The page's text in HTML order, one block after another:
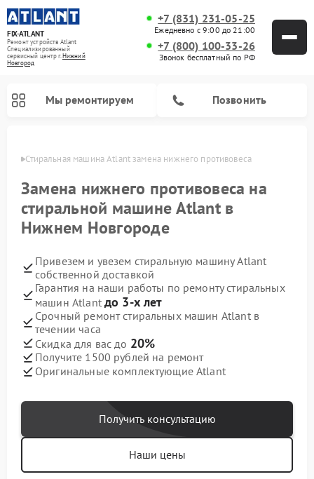
FIX-ATLANT
Ремонт устройств Atlant
Специализированный
cервисный центр г.Нижний
Новгород
+7 (831) 231-05-25
Ежедневно с 9:00 до 21:00
+7 (800) 100-33-26
Звонок бесплатный по РФ
Мы ремонтируем Позвонить
Стиральная машина Atlant замена нижнего противовеса
Замена нижнего противовеса на
стиральной машине Atlant в
Нижнем Новгороде
Привезем и увезем стиральную машину Atlant
собственной доставкой
Гарантия на наши работы по ремонту стиральных
машин Atlant до 3-х лет
Срочный ремонт стиральных машин Atlant в
течении часа
Скидка для вас до 20%
Получите 1500 рублей на ремонт
Оригинальные комплектующие Atlant
Получить консультацию
Наши цены